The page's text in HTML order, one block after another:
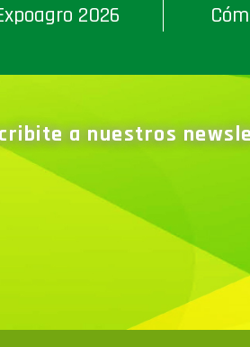
2026
a nuestros